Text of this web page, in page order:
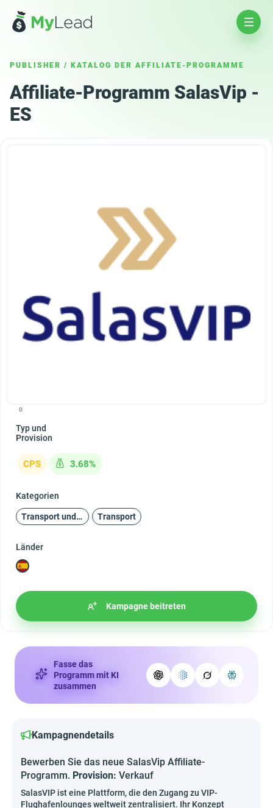
PUBLISHER / KATALOG DER AFFILIATE-PROGRAMME
Affiliate-Programm SalasVip -
ES
0
Typ und
Provision
CPS 3.68%
Kategorien
Transport und Reisen Transport
Länder
Kampagne beitreten
Fasse das
Programm mit KI
zusammen
Kampagnendetails
Bewerben Sie das neue SalasVip Affiliate-
Programm. Provision: Verkauf
SalasVIP ist eine Plattform, die den Zugang zu VIP-
Flughafenlounges weltweit zentralisiert. Ihr Konzept